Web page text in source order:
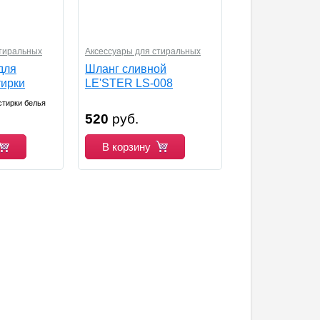
белья
Аксессуары для стиральных
машин
Шланг сливной
LE'STER LS-008
520 руб.
В корзину